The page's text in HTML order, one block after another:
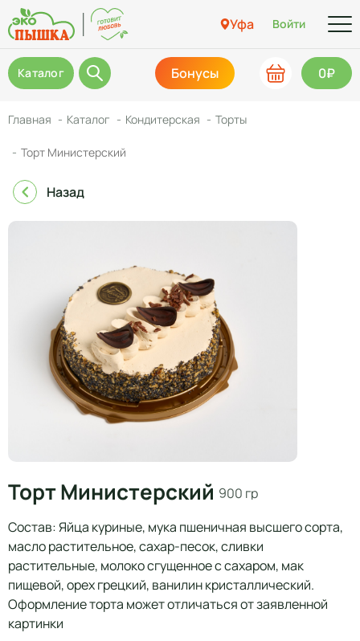
Уфа Войти
Каталог Бонусы 0₽
Главная Каталог Кондитерская Торты
Торт Министерский
Назад
Торт Министерский 900 гр
Состав: Яйца куриные, мука пшеничная высшего сорта,
масло растительное, сахар-песок, сливки
растительные, молоко сгущенное с сахаром, мак
пищевой, орех грецкий, ванилин кристаллический.
Оформление торта может отличаться от заявленной
картинки